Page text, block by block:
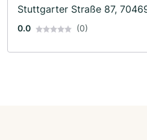
Stuttgarter Straße 87,
0.0 (0)